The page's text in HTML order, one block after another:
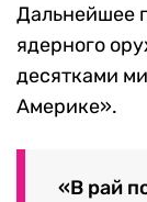
Дальнейшее
ядерного
десятками
Америке».
«В рай